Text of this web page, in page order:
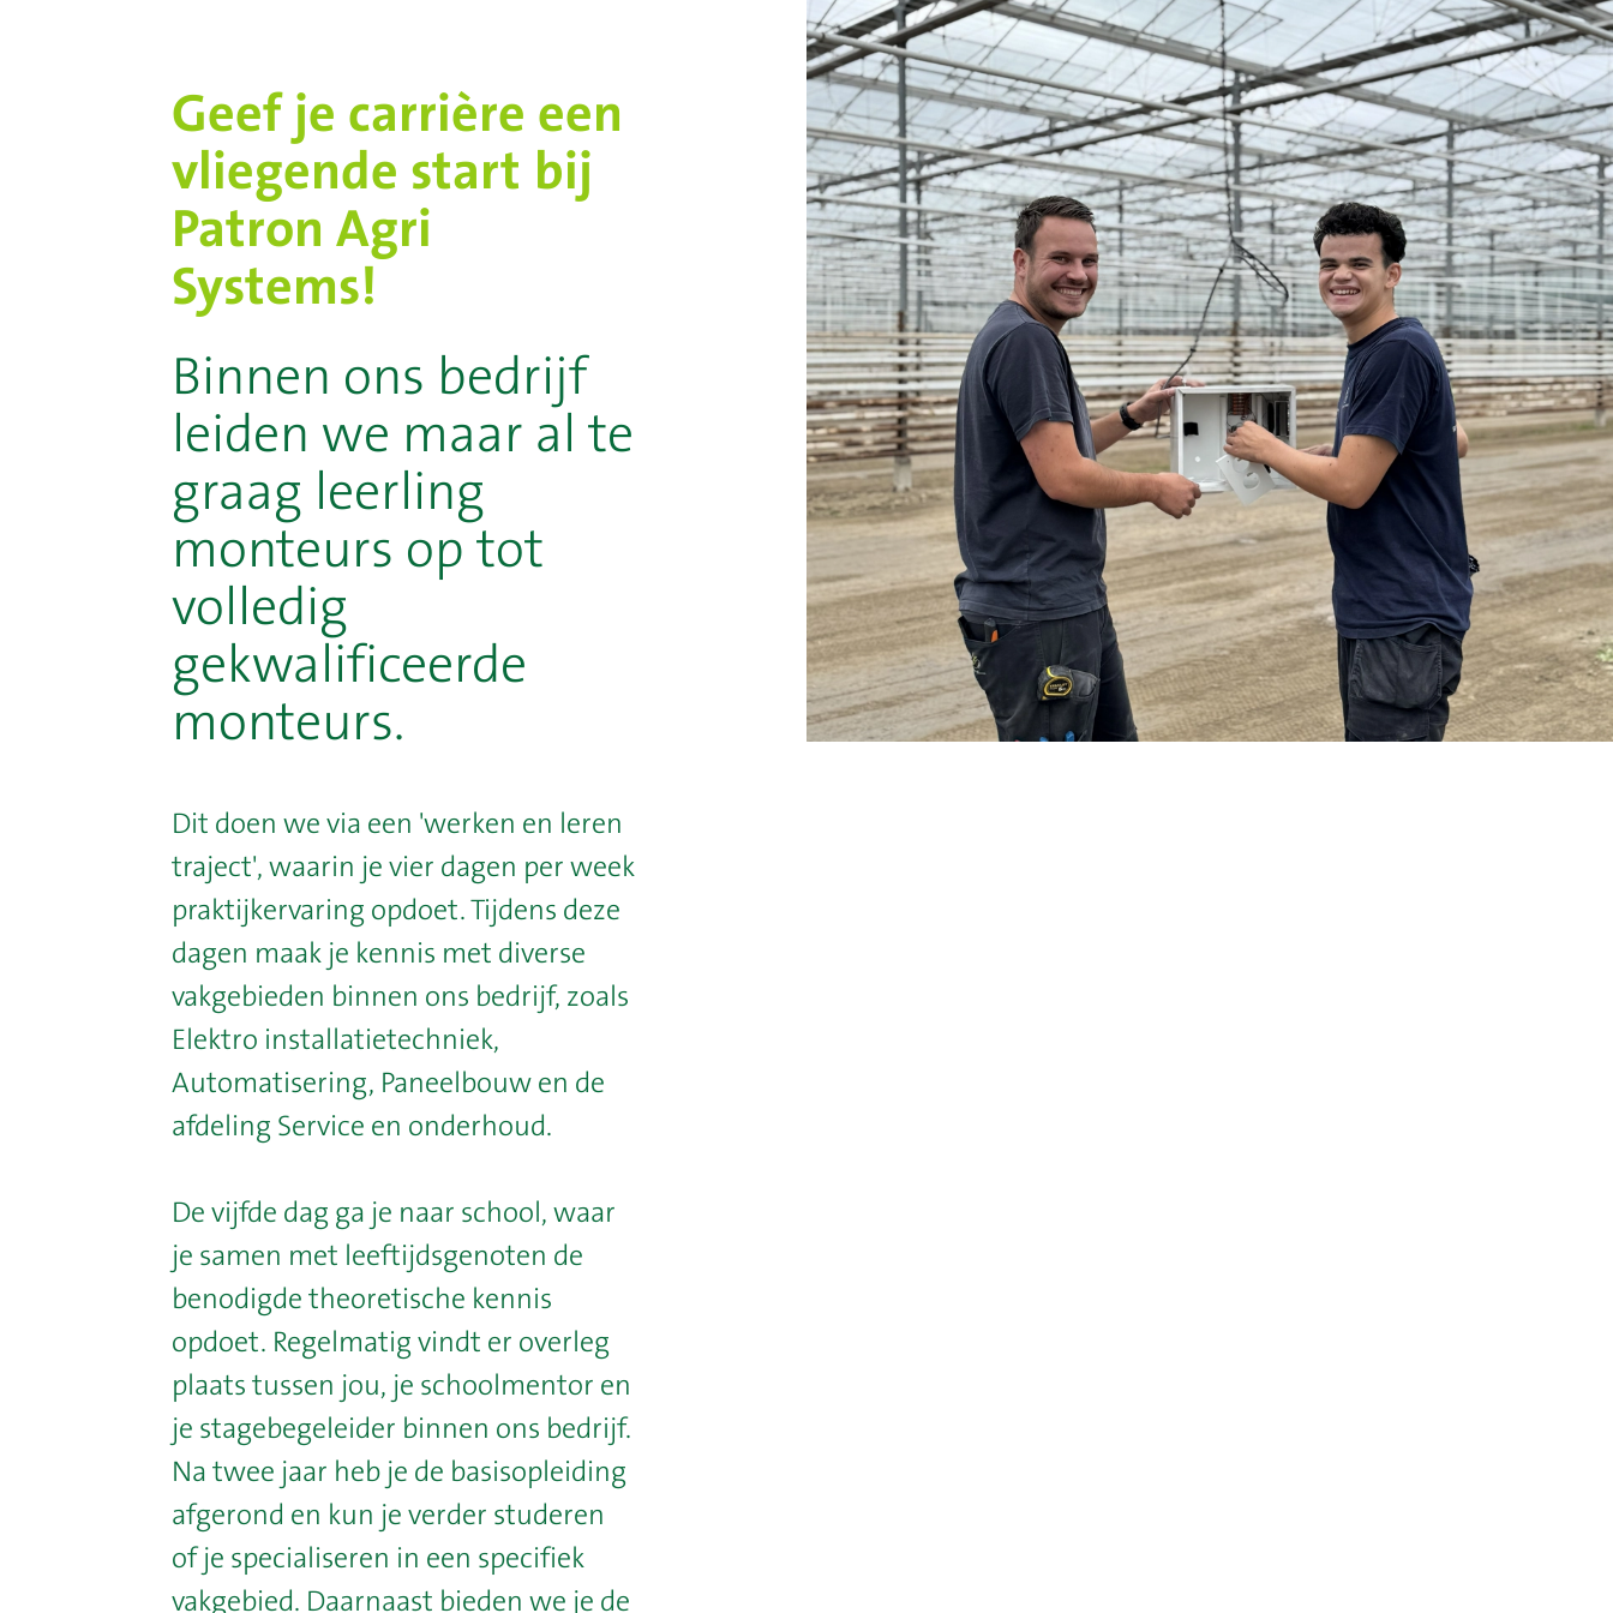
Geef je carrière een
vliegende start bij
Patron Agri
Systems!
Binnen ons bedrijf
leiden we maar al te
graag leerling
monteurs op tot
volledig
gekwalificeerde
monteurs.
Dit doen we via een 'werken en leren
traject', waarin je vier dagen per week
praktijkervaring opdoet. Tijdens deze
dagen maak je kennis met diverse
vakgebieden binnen ons bedrijf, zoals
Elektro installatietechniek,
Automatisering, Paneelbouw en de
afdeling Service en onderhoud.
De vijfde dag ga je naar school, waar
je samen met leeftijdsgenoten de
benodigde theoretische kennis
opdoet. Regelmatig vindt er overleg
plaats tussen jou, je schoolmentor en
je stagebegeleider binnen ons bedrijf.
Na twee jaar heb je de basisopleiding
afgerond en kun je verder studeren
of je specialiseren in een specifiek
vakgebied. Daarnaast bieden we je de